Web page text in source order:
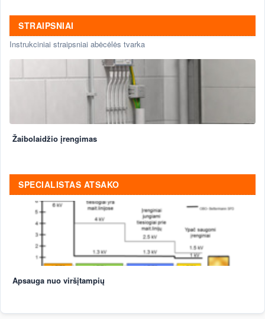
STRAIPSNIAI
Instrukciniai straipsniai abėcėlės tvarka
Žaibolaidžio įrengimas
SPECIALISTAS ATSAKO
Apsauga nuo viršįtampių